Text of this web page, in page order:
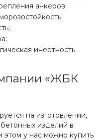
анкеров;
инертность.
«ЖБК
на изготовлении,
изделий в
у нас можно купить